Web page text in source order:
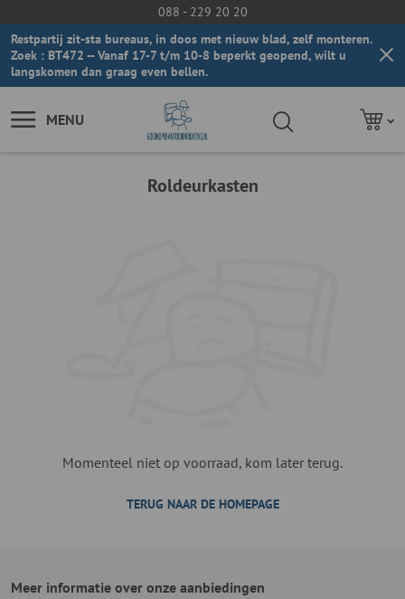
088 - 229 20 20
Restpartij zit-sta bureaus, in doos met nieuw blad, zelf monteren.
Zoek : BT472 -- Vanaf 17-7 t/m 10-8 beperkt geopend, wilt u
langskomen dan graag even bellen.
MENU
Roldeurkasten
Momenteel niet op voorraad, kom later terug.
TERUG NAAR DE HOMEPAGE
Meer informatie over onze aanbiedingen